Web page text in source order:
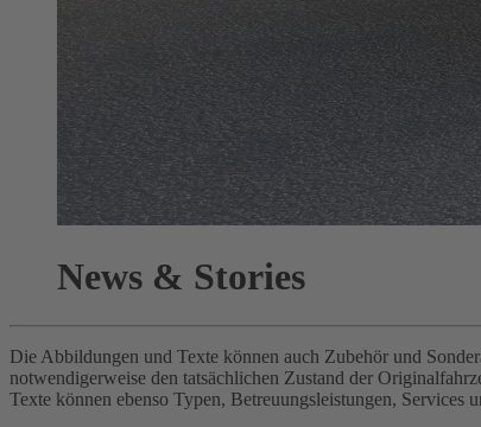
News & Stories
Die Abbildungen und Texte können auch Zubehör und
notwendigerweise den tatsächlichen Zustand der
Texte können ebenso Typen, Betreuungsleistungen,